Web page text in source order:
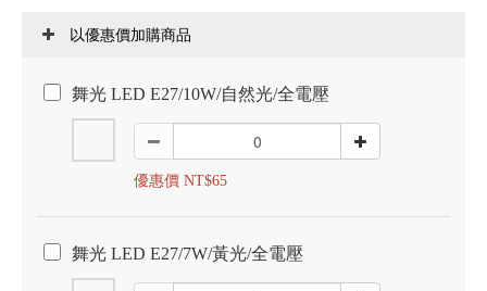
以優惠價加購商品
舞光 LED E27/10W/自然光/全電壓
優惠價 NT$65
舞光 LED E27/7W/黃光/全電壓